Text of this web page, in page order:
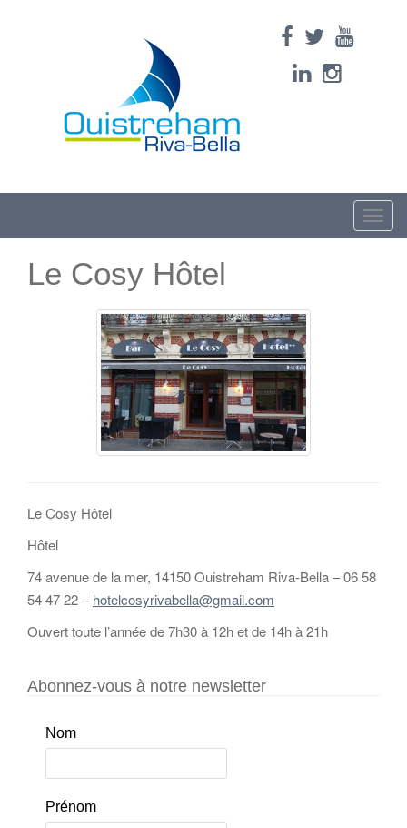
Toggle
Le Cosy Hôtel
Le Cosy Hôtel
Hôtel
74 avenue de la mer, 14150 Ouistreham Riva-Bella – 06 58
54 47 22 –hotelcosyrivabella@gmail.com
Ouvert toute l’année de 7h30 à 12h et de 14h à 21h
Abonnez-vous à notre newsletter
Nom
Prénom